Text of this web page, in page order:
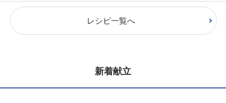
レシピ一覧へ
新着献立